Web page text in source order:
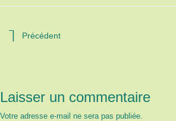
Précédent
Laisser un commentaire
Votre adresse e-mail ne sera pas publiée.